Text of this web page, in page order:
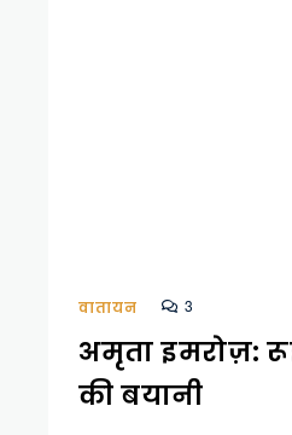
वातायन 3
अमृता इमरोज़:
की बयानी